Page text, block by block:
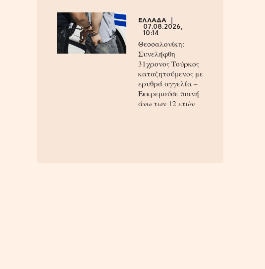
ΕΛΛΑΔΑ
07.08.2026,
10:14
Θεσσαλονίκη:
Συνελήφθη
31χρονος Τούρκος
καταζητούμενος με
ερυθρά αγγελία –
Εκκρεμούσε ποινή
άνω των 12 ετών